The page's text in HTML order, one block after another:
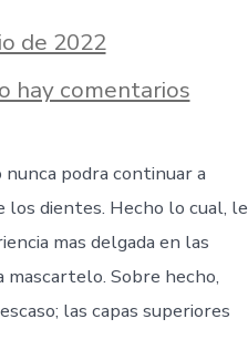
de 2022
hay comentariosen
Pero
eso,
existe
un
largo
por
podra continuar a
dientes. Hecho lo cual, le
mas delgada en las
mascartelo. Sobre hecho,
las capas superiores